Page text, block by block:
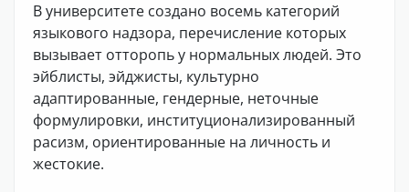
В университете создано восемь категорий
языкового надзора, перечисление которых
вызывает отторопь у нормальных людей. Это
эйблисты, эйджисты, культурно
адаптированные, гендерные, неточные
формулировки, институционализированный
расизм, ориентированные на личность и
жестокие.